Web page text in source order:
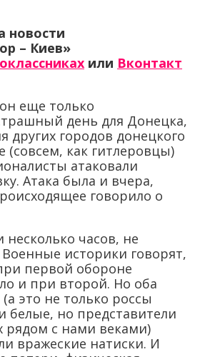
новости
– Киев»
или Вконтакт
еще только
день для Донецка,
других городов донецкого
(совсем, как гитлеровцы)
атаковали
Атака была и вчера,
говорило о
несколько часов, не
Военные историки говорят,
первой обороне
и при второй. Но оба
(а это не только россы
белые, но представители
с нами веками)
вражеские натиски. И